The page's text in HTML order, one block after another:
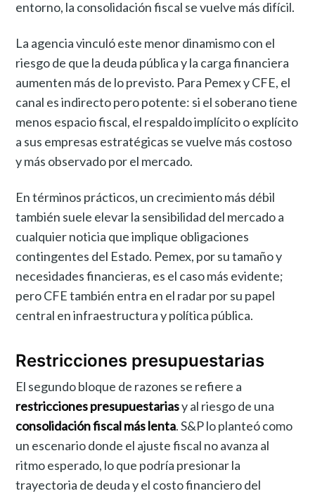
entorno, la consolidación fiscal se vuelve más difícil.
La agencia vinculó este menor dinamismo con el
riesgo de que la deuda pública y la carga financiera
aumenten más de lo previsto. Para Pemex y CFE, el
canal es indirecto pero potente: si el soberano tiene
menos espacio fiscal, el respaldo implícito o explícito
a sus empresas estratégicas se vuelve más costoso
y más observado por el mercado.
En términos prácticos, un crecimiento más débil
también suele elevar la sensibilidad del mercado a
cualquier noticia que implique obligaciones
contingentes del Estado. Pemex, por su tamaño y
necesidades financieras, es el caso más evidente;
pero CFE también entra en el radar por su papel
central en infraestructura y política pública.
Restricciones presupuestarias
El segundo bloque de razones se refiere a
restricciones presupuestariasy al riesgo de una
consolidación fiscal más lenta. S&P lo planteó como
un escenario donde el ajuste fiscal no avanza al
ritmo esperado, lo que podría presionar la
trayectoria de deuda y el costo financiero del